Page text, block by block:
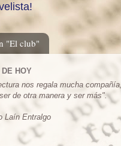
"El club"
DE HOY
nos regala mucha
de otra manera y ser más".
Laín Entralgo